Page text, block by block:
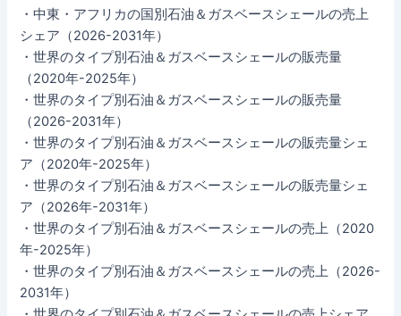
・中東・アフリカの国別石油＆ガスベースシェールの売上
シェア（2026-2031年）
・世界のタイプ別石油＆ガスベースシェールの販売量
（2020年-2025年）
・世界のタイプ別石油＆ガスベースシェールの販売量
（2026-2031年）
・世界のタイプ別石油＆ガスベースシェールの販売量シェ
ア（2020年-2025年）
・世界のタイプ別石油＆ガスベースシェールの販売量シェ
ア（2026年-2031年）
・世界のタイプ別石油＆ガスベースシェールの売上（2020
年-2025年）
・世界のタイプ別石油＆ガスベースシェールの売上（2026-
2031年）